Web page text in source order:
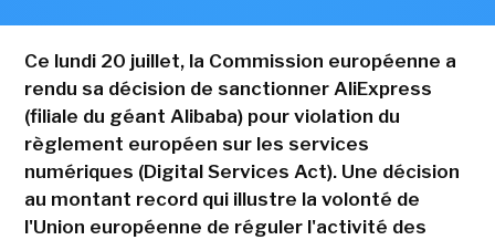
Ce lundi 20 juillet, la Commission européenne a
rendu sa décision de sanctionner AliExpress
(filiale du géant Alibaba) pour violation du
règlement européen sur les services
numériques (Digital Services Act). Une décision
au montant record qui illustre la volonté de
l'Union européenne de réguler l'activité des